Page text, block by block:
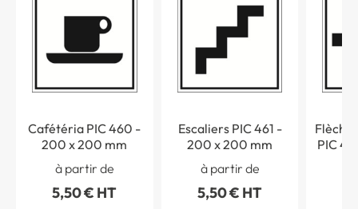
Cafétéria PIC 460 -
200 x 200 mm
à partir de
5,50 € HT
Escaliers PIC 461 -
200 x 200 mm
à partir de
5,50 € HT
PIC